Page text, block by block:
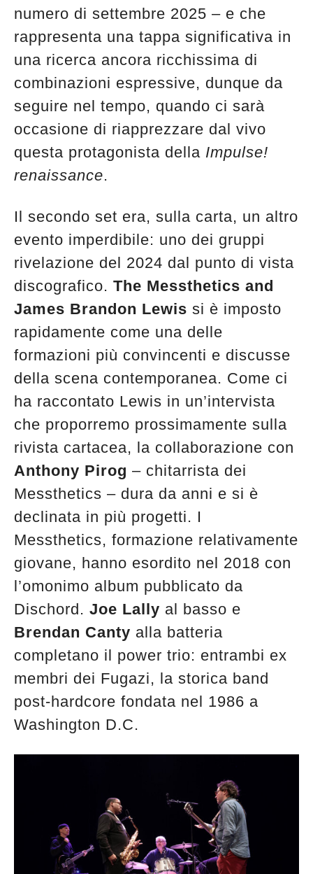
numero di settembre 2025 – e che
rappresenta una tappa significativa in
una ricerca ancora ricchissima di
combinazioni espressive, dunque da
seguire nel tempo, quando ci sarà
occasione di riapprezzare dal vivo
questa protagonista della Impulse!
renaissance.
Il secondo set era, sulla carta, un altro
evento imperdibile: uno dei gruppi
rivelazione del 2024 dal punto di vista
discografico. The Messthetics and
James Brandon Lewis si è imposto
rapidamente come una delle
formazioni più convincenti e discusse
della scena contemporanea. Come ci
ha raccontato Lewis in un’intervista
che proporremo prossimamente sulla
rivista cartacea, la collaborazione con
Anthony Pirog – chitarrista dei
Messthetics – dura da anni e si è
declinata in più progetti. I
Messthetics, formazione relativamente
giovane, hanno esordito nel 2018 con
l’omonimo album pubblicato da
Dischord. Joe Lally al basso e
Brendan Canty alla batteria
completano il power trio: entrambi ex
membri dei Fugazi, la storica band
post-hardcore fondata nel 1986 a
Washington D.C.